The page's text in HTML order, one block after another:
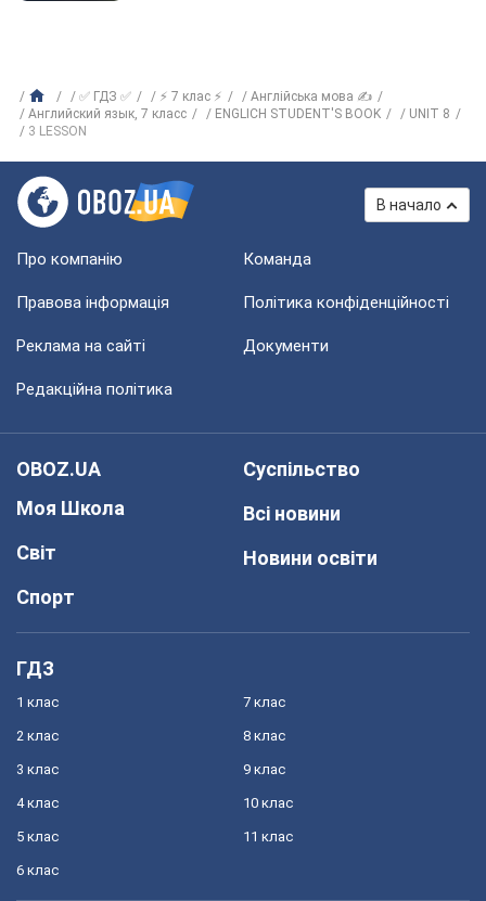
✅ ГДЗ ✅ ⚡ 7 клас ⚡
Англійська мова ✍
Английский язык, 7 класс
ENGLICH STUDENT'S BOOK
UNIT 8
3 LESSON
В начало
Про компанію Команда
Правова інформація Політика конфіденційності
Реклама на сайті Документи
Редакційна політика
OBOZ.UA
Моя Школа
Світ
Спорт
Суспільство
Всі новини
Новини освіти
ГДЗ
1 клас
2 клас
3 клас
4 клас
5 клас
6 клас
7 клас
8 клас
9 клас
10 клас
11 клас